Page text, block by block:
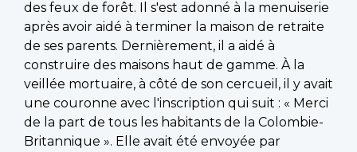
des feux de forêt. Il s'est adonné à la menuiserie
après avoir aidé à terminer la maison de retraite
de ses parents. Dernièrement, il a aidé à
construire des maisons haut de gamme. À la
veillée mortuaire, à côté de son cercueil, il y avait
une couronne avec l'inscription qui suit : « Merci
de la part de tous les habitants de la Colombie-
Britannique ». Elle avait été envoyée par